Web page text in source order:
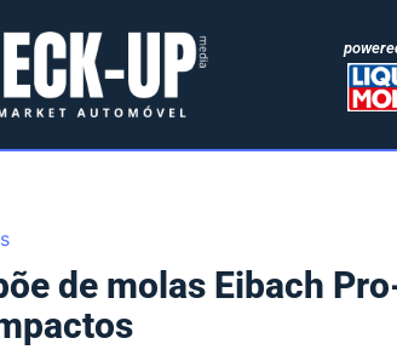
de molas Eibach